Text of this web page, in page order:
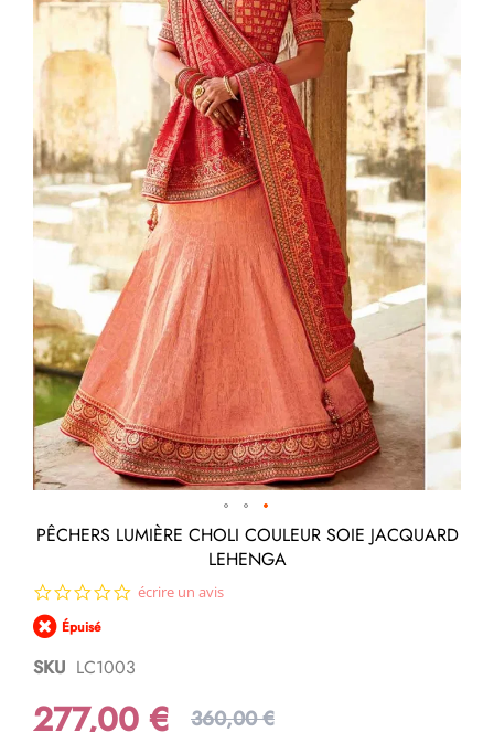
Passer
de
la
Galerie
d’images
PÊCHERS LUMIÈRE CHOLI COULEUR SOIE JACQUARD
LEHENGA
0.0
écrire un avis
Épuisé
SKU LC1003
277,00 € 360,00 €